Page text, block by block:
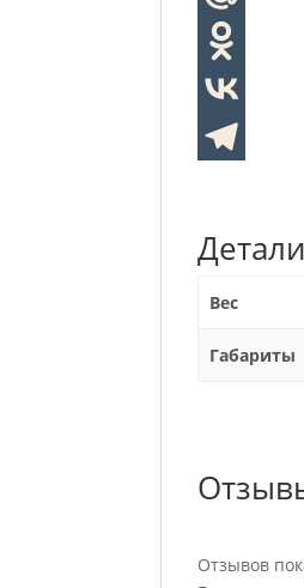
Детали
Вес
Габариты
Отзывов